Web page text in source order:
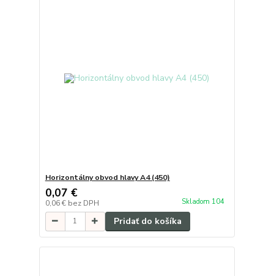
Horizontálny obvod hlavy A4 (450)
0,07 €
0,06 € bez DPH Skladom 104
Pridať do košíka